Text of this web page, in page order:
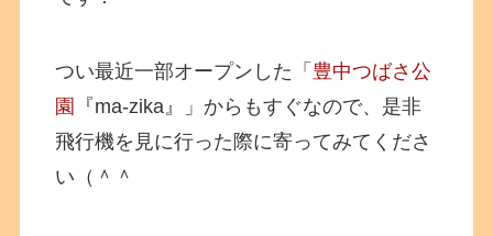
つい最近一部オープンした「 豊中つばさ公
園
『ma-zika』」からもすぐなので、是非
飛行機を見に行った際に寄ってみてくださ
い（＾＾